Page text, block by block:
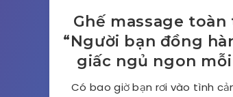
Ghế massage toàn
“Người bạn đồng
giấc ngủ ngon
Có bao giờ bạn rơi vào tình